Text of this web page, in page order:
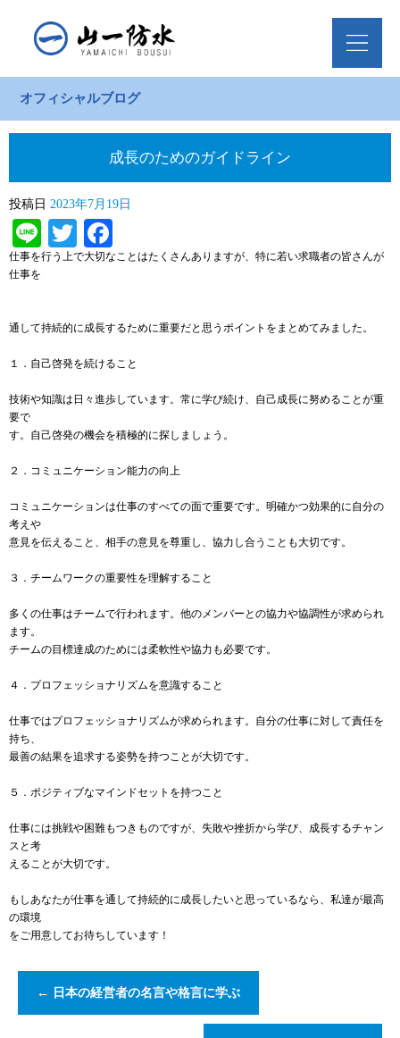
オフィシャルブログ
成長のためのガイドライン
投稿日 2023年7月19日
LineTwitter
仕事を行う上で大切なことはたくさんありますが、特に若い求職者の皆さんが
仕事を
通して持続的に成長するために重要だと思うポイントをまとめてみました。
１．自己啓発を続けること
技術や知識は日々進歩しています。常に学び続け、自己成長に努めることが重
要で
す。自己啓発の機会を積極的に探しましょう。
２．コミュニケーション能力の向上
コミュニケーションは仕事のすべての面で重要です。明確かつ効果的に自分の
考えや
意見を伝えること、相手の意見を尊重し、協力し合うことも大切です。
３．チームワークの重要性を理解すること
多くの仕事はチームで行われます。他のメンバーとの協力や協調性が求められ
ます。
チームの目標達成のためには柔軟性や協力も必要です。
４．プロフェッショナリズムを意識すること
仕事ではプロフェッショナリズムが求められます。自分の仕事に対して責任を
持ち、
最善の結果を追求する姿勢を持つことが大切です。
５．ポジティブなマインドセットを持つこと
仕事には挑戦や困難もつきものですが、失敗や挫折から学び、成長するチャン
スと考
えることが大切です。
もしあなたが仕事を通して持続的に成長したいと思っているなら、私達が最高
の環境
をご用意してお待ちしています！
← 日本の経営者の名言や格言に学ぶ